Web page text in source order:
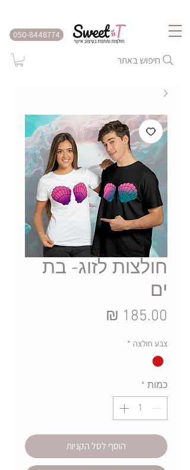
חיפוש באתר
050-8448774
חולצות לזוג- בת
ים
צבע חולצה *
כמות *
הוסף לסל הקניות